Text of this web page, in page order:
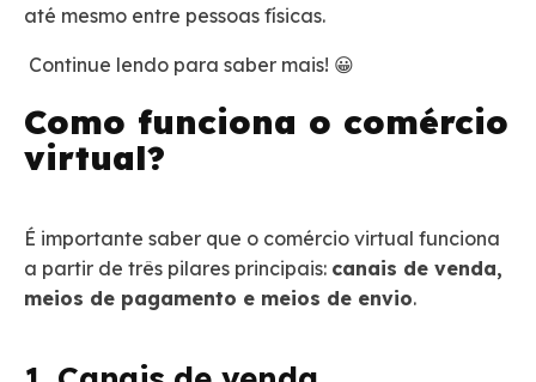
até mesmo entre pessoas físicas.
Continue lendo para saber mais! 😀
Como funciona o comércio
virtual?
É importante saber que o comércio virtual funciona
a partir de três pilares principais: canais de venda,
meios de pagamento e meios de envio.